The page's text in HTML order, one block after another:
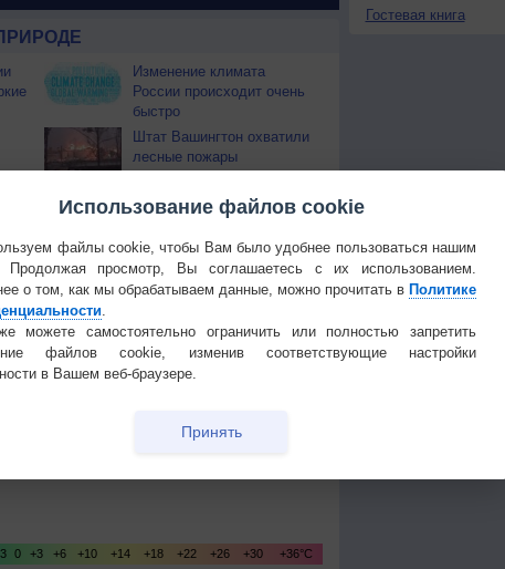
Изменение климата
России происходит очень
быстро
Штат Вашингтон охватили
лесные пожары
Гостевая книга
Использование файлов cookie
файлы cookie, чтобы Вам было удобнее пользоваться нашим
Продолжая просмотр, Вы соглашаетесь с их использованием.
о том, как мы обрабатываем данные, можно прочитать в Политике
.
можете самостоятельно ограничить или полностью запретить
файлов cookie, изменив соответствующие настройки
в Вашем веб-браузере.
Принять